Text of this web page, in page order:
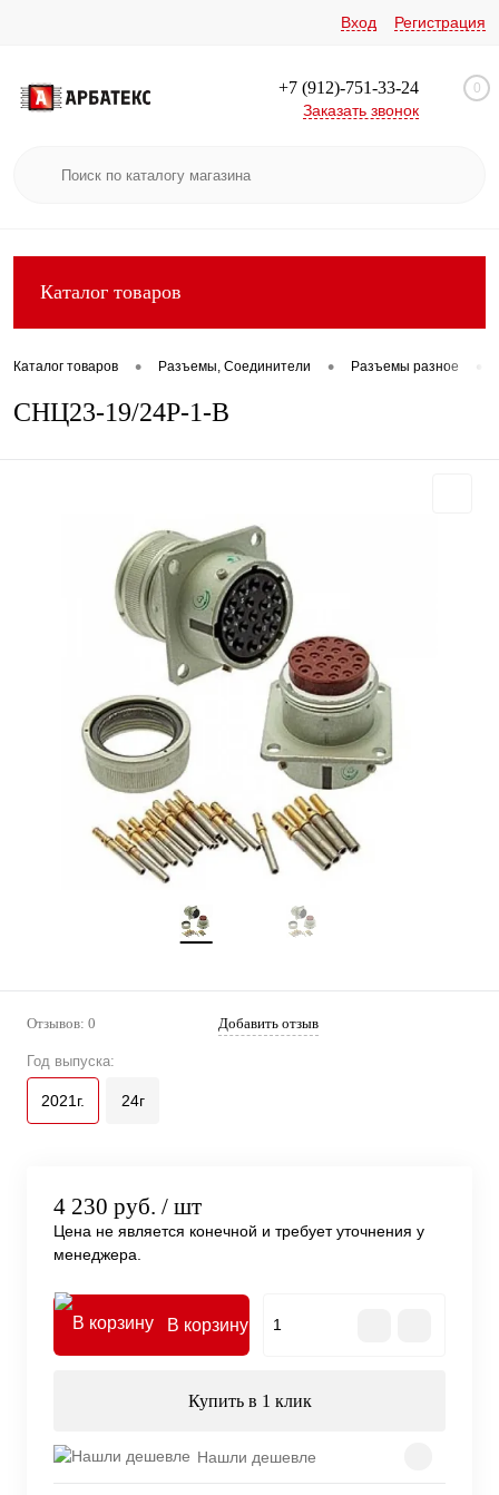
Вход Регистрация
+7 (912)-751-33-24
Заказать звонок
0
Каталог товаров
Каталог товаров • Разъемы, Соединители • Разъемы разное
СНЦ23-19/24Р-1-В
Отзывов: 0 Добавить отзыв
Год выпуска:
2021г. 24г
4 230 руб. / шт
Цена не является конечной и требует уточнения у
менеджера.
В корзину
Купить в 1 клик
Нашли дешевле